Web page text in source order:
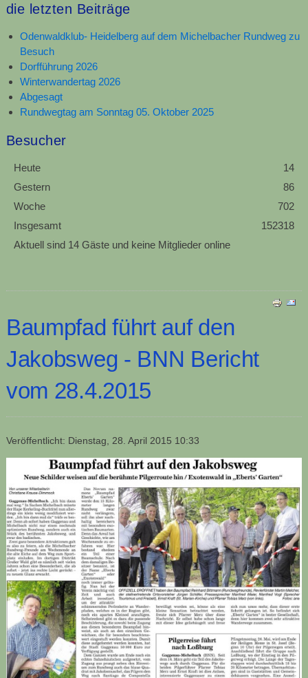
die letzten Beiträge
Odenwaldklub- Heidelberg auf dem Michelbacher Rundweg zu
Besuch
Dorfführung 2026
Winterwandertag 2026
Abgesagt
Rundwegtag am Sonntag 05. Oktober 2025
Besucher
Heute
14
Gestern
86
Woche
702
Insgesamt
152318
Aktuell sind 14 Gäste und keine Mitglieder online
Baumpfad führt auf den
Jakobsweg - BNN Bericht
vom 28.4.2015
Veröffentlicht: Dienstag, 28. April 2015 10:33